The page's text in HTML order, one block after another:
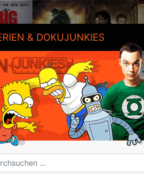
& DOKUJUNKIES